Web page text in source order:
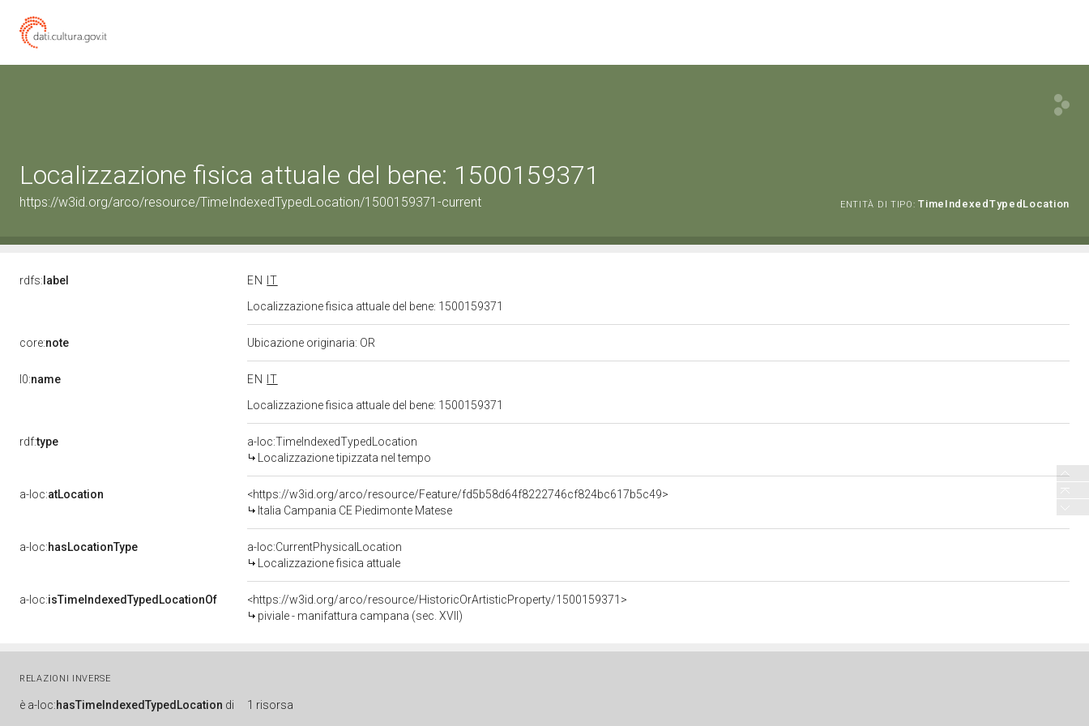
Localizzazione fisica attuale del bene: 1500159371
https://w3id.org/arco/resource/TimeIndexedTypedLocation/1500159371-current ENTITÀ DI TIPO: TimeIndexedTypedLocation
rdfs: label EN
IT
Localizzazione fisica attuale del bene: 1500159371
core:note Ubicazione originaria: OR
l0:name EN
IT
Localizzazione fisica attuale del bene: 1500159371
rdf:type
a-loc:TimeIndexedTypedLocation
Localizzazione tipizzata nel tempo
a-loc:atLocation
<https://w3id.org/arco/resource/Feature/fd5b58d64f8222746cf824bc617b5c49>
Italia Campania CE Piedimonte Matese
a-loc:hasLocationType
a-loc:CurrentPhysicalLocation
Localizzazione fisica attuale
a-loc:isTimeIndexedTypedLocationOf
<https://w3id.org/arco/resource/HistoricOrArtisticProperty/1500159371>
piviale - manifattura campana (sec. XVII)
RELAZIONI INVERSE
è a-loc:hasTimeIndexedTypedLocation di 1 risorsa